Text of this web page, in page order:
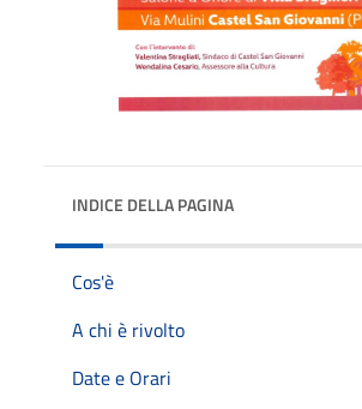
INDICE DELLA PAGINA
Cos'è
A chi è rivolto
Date e Orari